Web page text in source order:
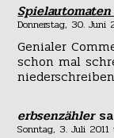
Donnerstag, 30. Juni
Genialer
schon mal
erbsenzähler
Sonntag, 3. Juli